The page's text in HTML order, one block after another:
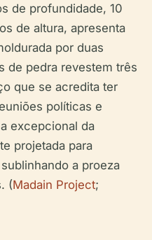
de profundidade, 10
de altura, apresenta
por duas
de pedra revestem três
que se acredita ter
políticas e
excepcional da
projetada para
a proeza
(Madain Project;